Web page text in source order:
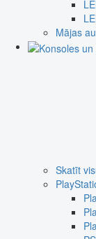
Mājas
Skatīt